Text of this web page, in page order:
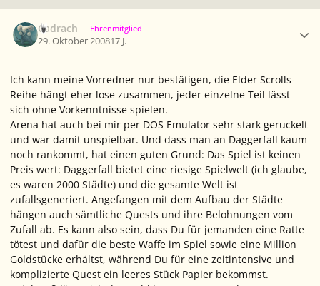
Cadrach Ehrenmitglied
29. Oktober 200817 J.
Ich kann meine Vorredner nur bestätigen, die Elder Scrolls-
Reihe hängt eher lose zusammen, jeder einzelne Teil lässt
sich ohne Vorkenntnisse spielen.
Arena hat auch bei mir per DOS Emulator sehr stark geruckelt
und war damit unspielbar. Und dass man an Daggerfall kaum
noch rankommt, hat einen guten Grund: Das Spiel ist keinen
Preis wert: Daggerfall bietet eine riesige Spielwelt (ich glaube,
es waren 2000 Städte) und die gesamte Welt ist
zufallsgeneriert. Angefangen mit dem Aufbau der Städte
hängen auch sämtliche Quests und ihre Belohnungen vom
Zufall ab. Es kann also sein, dass Du für jemanden eine Ratte
tötest und dafür die beste Waffe im Spiel sowie eine Million
Goldstücke erhältst, während Du für eine zeitintensive und
komplizierte Quest ein leeres Stück Papier bekommst.